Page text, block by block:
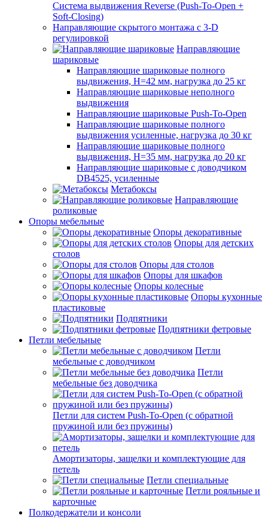
Система выдвижения Reverse (Push-To-Open +
Soft-Closing)
Направляющие скрытого монтажа с 3-D
регулировкой
Направляющие
шариковые
Направляющие шариковые полного
выдвижения, H=42 мм, нагрузка до 25 кг
Направляющие шариковые неполного
выдвижения
Направляющие шариковые Push-To-Open
Направляющие шариковые полного
выдвижения усиленные, нагрузка до 30 кг
Направляющие шариковые полного
выдвижения, H=35 мм, нагрузка до 20 кг
Направляющие шариковые с доводчиком
DB4525, усиленные
Метабоксы
Направляющие
роликовые
Опоры мебельные
Опоры декоративные
Опоры для детских
столов
Опоры для столов
Опоры для шкафов
Опоры колесные
Опоры кухонные
пластиковые
Подпятники
Подпятники фетровые
Петли мебельные
Петли
мебельные с доводчиком
Петли
мебельные без доводчика
Петли для систем Push-To-Open (с обратной
пружиной или без пружины)
Амортизаторы, защелки и комплектующие для
петель
Петли специальные
Петли рояльные и
карточные
Полкодержатели и консоли